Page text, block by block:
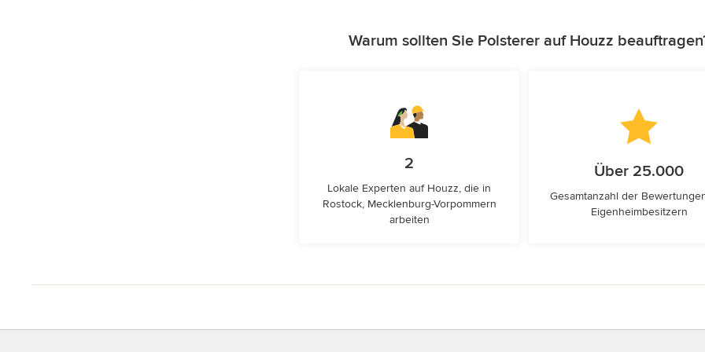
Warum sollten Sie Polsterer auf Houzz
2
Lokale Experten auf Houzz, die in
Rostock, Mecklenburg-Vorpommern
arbeiten
Über 25.000
Gesamtanzahl der
Eigenheimbesitzern